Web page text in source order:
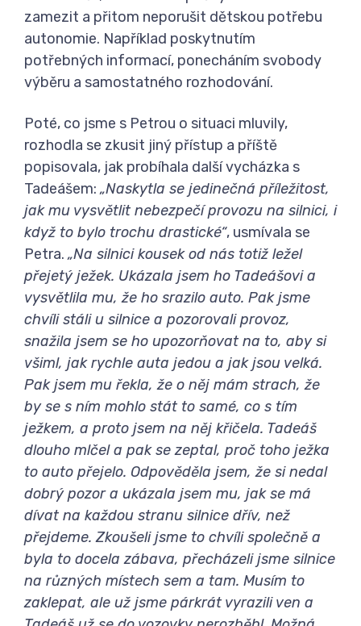
zamezit a přitom neporušit dětskou potřebu
autonomie. Například poskytnutím
potřebných informací, ponecháním svobody
výběru a samostatného rozhodování.
Poté, co jsme s Petrou o situaci mluvily,
rozhodla se zkusit jiný přístup a příště
popisovala, jak probíhala další vycházka s
Tadeášem: „Naskytla se jedinečná příležitost,
jak mu vysvětlit nebezpečí provozu na silnici, i
když to bylo trochu drastické“, usmívala se
Petra. „Na silnici kousek od nás totiž ležel
přejetý ježek. Ukázala jsem ho Tadeášovi a
vysvětlila mu, že ho srazilo auto. Pak jsme
chvíli stáli u silnice a pozorovali provoz,
snažila jsem se ho upozorňovat na to, aby si
všiml, jak rychle auta jedou a jak jsou velká.
Pak jsem mu řekla, že o něj mám strach, že
by se s ním mohlo stát to samé, co s tím
ježkem, a proto jsem na něj křičela. Tadeáš
dlouho mlčel a pak se zeptal, proč toho ježka
to auto přejelo. Odpověděla jsem, že si nedal
dobrý pozor a ukázala jsem mu, jak se má
dívat na každou stranu silnice dřív, než
přejdeme. Zkoušeli jsme to chvíli společně a
byla to docela zábava, přecházeli jsme silnice
na různých místech sem a tam. Musím to
zaklepat, ale už jsme párkrát vyrazili ven a